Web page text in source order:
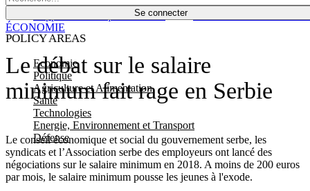
Se connecter
POLICY AREAS
Economie
Politique
Agriculture et Alimentation
Santé
Technologies
Energie, Environnement et Transport
Défense
Économie
Le débat sur le salaire
minimum fait rage en Serbie
Le conseil économique et social du gouvernement serbe, les
syndicats et l’Association serbe des employeurs ont lancé des
négociations sur le salaire minimum en 2018. A moins de 200 euros
par mois, le salaire minimum pousse les jeunes à l'exode.
ÉCONOMIE